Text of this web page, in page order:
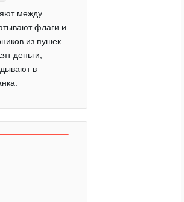
между
флаги и
из пушек.
деньги,
в